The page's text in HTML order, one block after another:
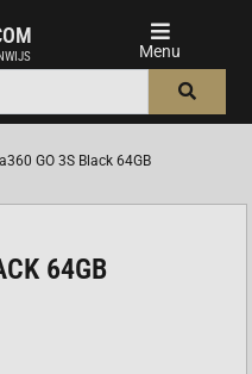
GO 3S Black 64GB
64GB